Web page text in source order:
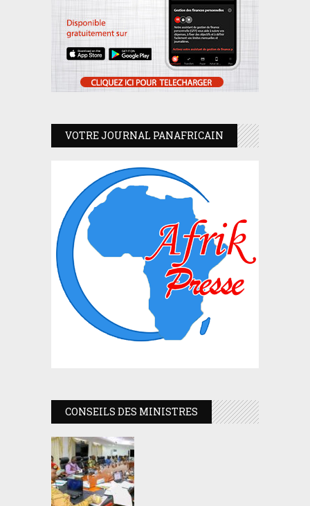
VOTRE JOURNAL PANAFRICAIN
CONSEILS DES MINISTRES